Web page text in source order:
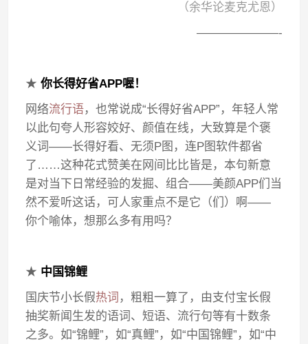
（余华论麦克尤恩）
———————-
★你长得好省APP喔！
网络流行语，也常说成“长得好省APP”，年轻人常
以此句夸人形容姣好、颜值在线，大致算是个褒
义词——长得好看、无须P图，连P图软件都省
了……这种花式赞美在网间比比皆是，本句新意
是对当下日常经验的发掘、组合——美颜APP们当
然不爱听这话，可人家重点不是它（们）啊——
你个喻体，想那么多有用吗？
★ 中国锦鲤
国庆节小长假热词 ，粗粗一算了，由支付宝长假
抽奖新闻生发的语词、短语、流行句等有十数条
之多。如“锦鲤”，如“真鲤”，如“中国锦鲤”，如“中